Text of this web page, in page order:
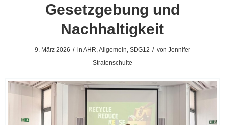
Gesetzgebung und
Nachhaltigkeit
9. März 2026 / in AHR,Allgemein, SDG12 / von Jennifer
Stratenschulte